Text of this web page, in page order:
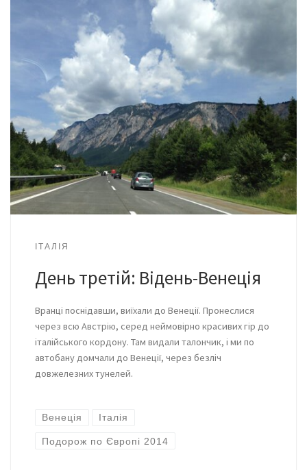
ІТАЛІЯ
День третій: Відень-Венеція
Вранці поснідавши, виїхали до Венеції. Пронеслися
через всю Австрію, серед неймовірно красивих гір до
італійського кордону. Там видали талончик, і ми по
автобану домчали до Венеції, через безліч
довжелезних тунелей.
Венеція Італія
Подорож по Європі 2014